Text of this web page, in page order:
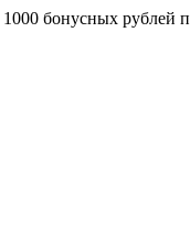
1000 бонусных рублей